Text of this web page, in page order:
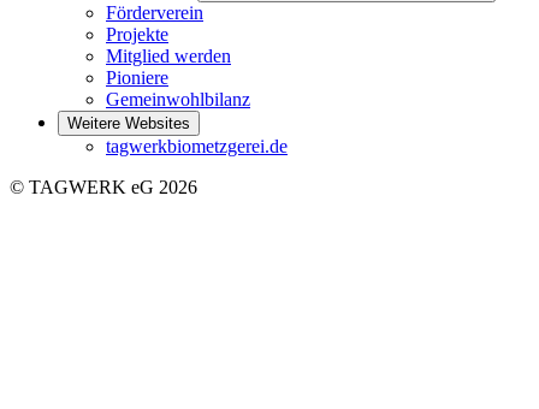
Förderverein
Projekte
Mitglied werden
Pioniere
Gemeinwohlbilanz
Weitere Websites
tagwerkbiometzgerei.de
© TAGWERK eG 2026